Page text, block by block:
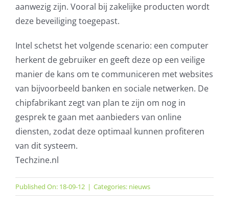
Contact
aanwezig zijn. Vooral bij zakelijke producten wordt
deze beveiliging toegepast.
Intel schetst het volgende scenario: een computer
herkent de gebruiker en geeft deze op een veilige
manier de kans om te communiceren met websites
van bijvoorbeeld banken en sociale netwerken. De
chipfabrikant zegt van plan te zijn om nog in
gesprek te gaan met aanbieders van online
diensten, zodat deze optimaal kunnen profiteren
van dit systeem.
Techzine.nl
Published On: 18-09-12 | Categories: nieuws